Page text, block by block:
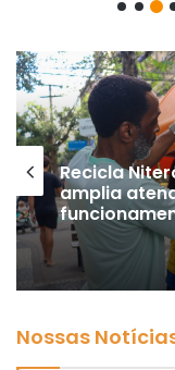
Recicla
amplia
Nossas